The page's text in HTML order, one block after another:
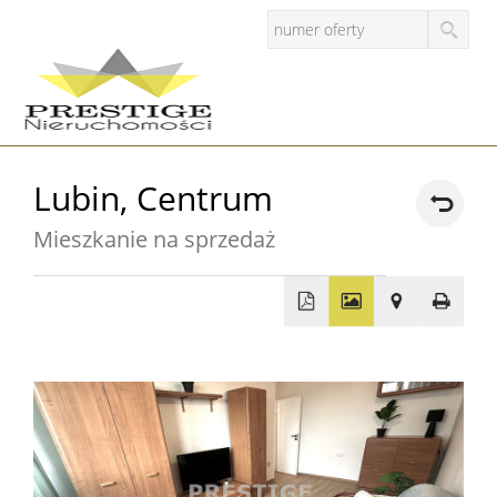
firmie
Oferty
Lubin, Centrum
Mieszkanie na sprzedaż
−